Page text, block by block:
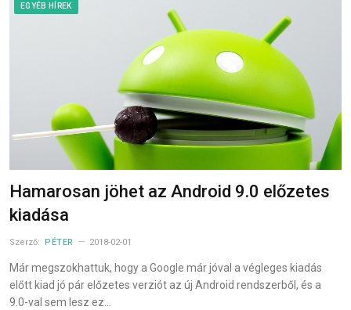
EGYÉB HÍREK
Hamarosan jöhet az Android 9.0 előzetes
kiadása
Szerző: PÉTER 2018-02-01
Már megszokhattuk, hogy a Google már jóval a végleges kiadás
előtt kiad jó pár előzetes verziót az új Android rendszerből, és a
9.0-val sem lesz ez…